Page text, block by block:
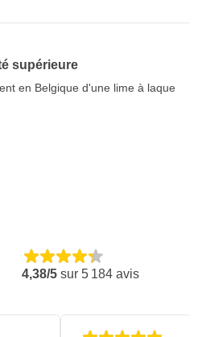
supérieure
en Belgique d'une lime à laque
4,38/5 sur 5 184 avis